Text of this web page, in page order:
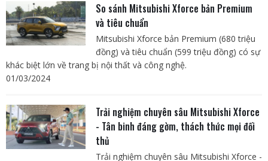
So sánh Mitsubishi Xforce bản Premium
và tiêu chuẩn
Mitsubishi Xforce bản Premium (680 triệu
đồng) và tiêu chuẩn (599 triệu đồng) có sự
khác biệt lớn về trang bị nội thất và công nghệ.
01/03/2024
Trải nghiệm chuyên sâu Mitsubishi Xforce
- Tân binh đáng gờm, thách thức mọi đối
thủ
Trải nghiệm chuyên sâu Mitsubishi Xforce -